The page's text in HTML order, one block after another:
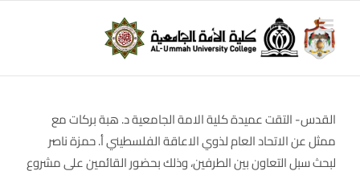
Skip
content
القدس- التقت عميدة كلية الامة الجامعية د. هبة بركات مع
ممثل عن الاتحاد العام لذوي الاعاقة الفلسطيني أ. حمزة ناصر
لبحث سبل التعاون بين الطرفين، وذلك بحضور القائمين على مشروع